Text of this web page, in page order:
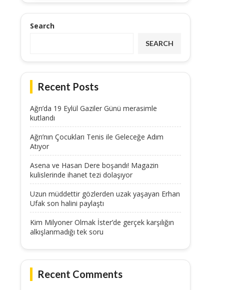
Search
SEARCH
Recent Posts
Ağrı’da 19 Eylül Gaziler Günü merasimle
kutlandı
Ağrı’nın Çocukları Tenis ile Geleceğe Adım
Atıyor
Asena ve Hasan Dere boşandı! Magazin
kulislerinde ihanet tezi dolaşıyor
Uzun müddettir gözlerden uzak yaşayan Erhan
Ufak son halini paylaştı
Kim Milyoner Olmak İster’de gerçek karşılığın
alkışlanmadığı tek soru
Recent Comments